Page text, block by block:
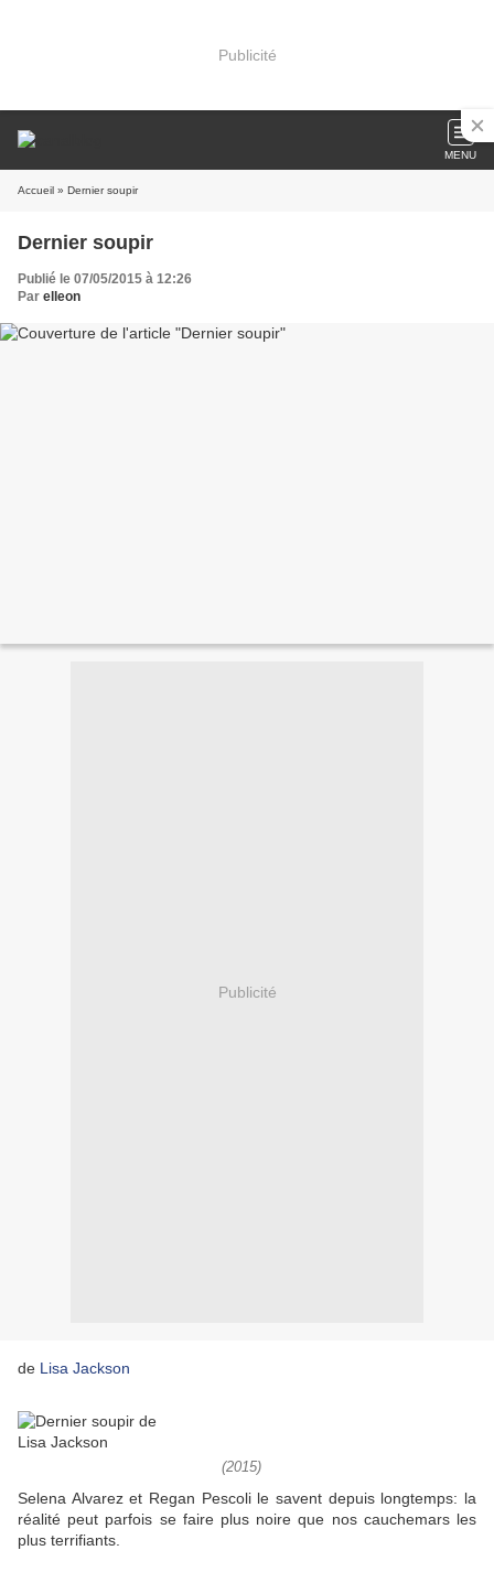
Publicité
MENU
Accueil » Dernier soupir
Dernier soupir
Publié le 07/05/2015 à 12:26
Par elleon
Publicité
de Lisa Jackson
(2015)
Selena Alvarez et Regan Pescoli le savent depuis longtemps: la
réalité peut parfois se faire plus noire que nos cauchemars les
plus terrifiants.